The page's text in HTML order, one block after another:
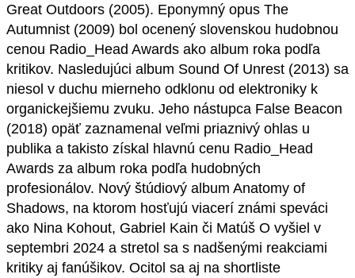
Great Outdoors (2005). Eponymný opus The
Autumnist (2009) bol ocenený slovenskou hudobnou
cenou Radio_Head Awards ako album roka podľa
kritikov. Nasledujúci album Sound Of Unrest (2013) sa
niesol v duchu mierneho odklonu od elektroniky k
organickejšiemu zvuku. Jeho nástupca False Beacon
(2018) opäť zaznamenal veľmi priaznivý ohlas u
publika a takisto získal hlavnú cenu Radio_Head
Awards za album roka podľa hudobných
profesionálov. Nový štúdiový album Anatomy of
Shadows, na ktorom hosťujú viacerí známi speváci
ako Nina Kohout, Gabriel Kain či Matúš O vyšiel v
septembri 2024 a stretol sa s nadšenými reakciami
kritiky aj fanúšikov. Ocitol sa aj na shortliste